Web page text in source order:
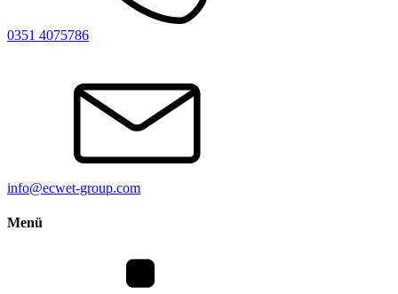
0351 4075786
info@ecwet-group.com
Menü